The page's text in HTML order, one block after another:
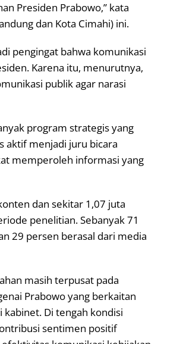
Presiden Prabowo,” kata
dan Kota Cimahi) ini.
pengingat bahwa komunikasi
Karena itu, menurutnya,
publik agar narasi
program strategis yang
aktif menjadi juru bicara
memperoleh informasi yang
dan sekitar 1,07 juta
penelitian. Sebanyak 71
29 persen berasal dari media
masih terpusat pada
Prabowo yang berkaitan
Di tengah kondisi
sentimen positif